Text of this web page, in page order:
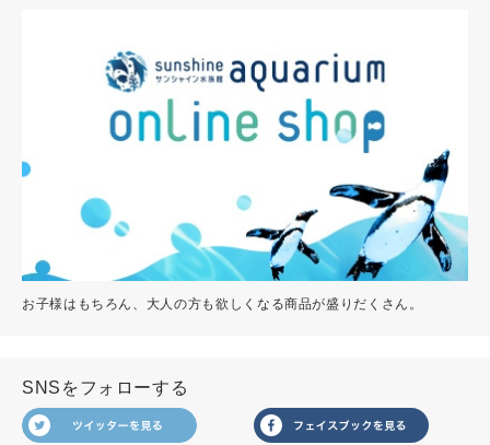
お子様はもちろん、大人の方も欲しくなる商品が盛りだくさん。
SNSをフォローする